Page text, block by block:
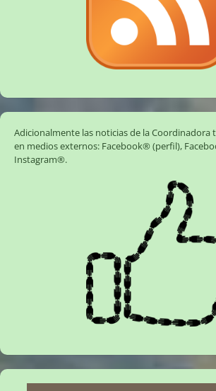
Adicionalmente las noticias de la Coordinadora
en medios externos: Facebook® (perfil),
Instagram®.